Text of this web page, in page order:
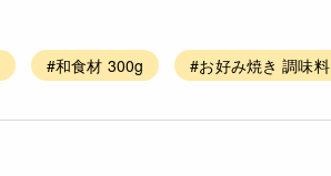
#和食材 300g #お好み焼き 調味料